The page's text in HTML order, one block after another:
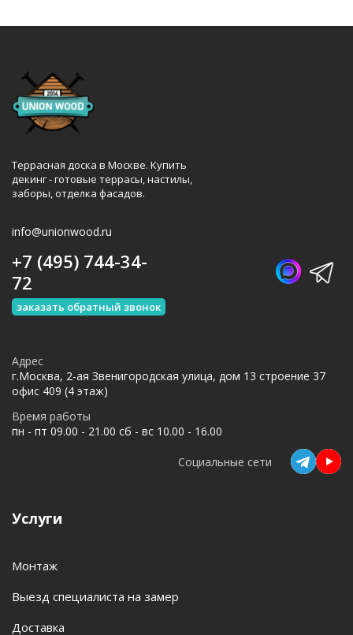
Террасная доска в Москве. Купить
декинг - готовые террасы, настилы,
заборы, отделка фасадов.
info@unionwood.ru
Услуги
Монтаж
Выезд специалиста на замер
Доставка
+7 (495) 744-34-
72
заказать обратный звонок
Адрес
г.Москва, 2-ая Звенигородская улица, дом 13 строение 37
офис 409 (4 этаж)
Время работы
пн - пт 09.00 - 21.00 сб - вс 10.00 - 16.00
Социальные сети